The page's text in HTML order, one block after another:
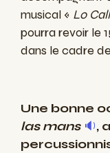
musical « Lo
pourra revoir le
dans le cadre de
Une bonne
las mans 🔉,